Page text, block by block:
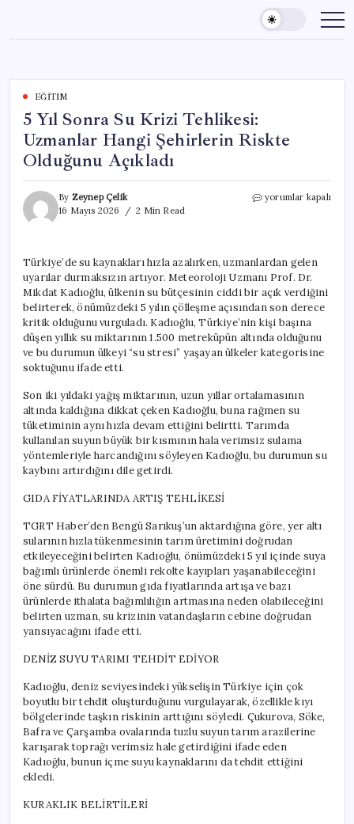
content
EĞITIM
5 Yıl Sonra Su Krizi Tehlikesi:
Uzmanlar Hangi Şehirlerin Riskte
Olduğunu Açıkladı
By Zeynep Çelik
16 Mayıs 2026
2 Min Read
5
Tehlikesi:
Uzmanlar
Hangi
Şehirlerin
Riskte
Olduğunu
Açıkladı
için
yorumlar kapalı
Türkiye’de su kaynakları hızla azalırken, uzmanlardan gelen
uyarılar durmaksızın artıyor. Meteoroloji Uzmanı Prof. Dr.
Mikdat Kadıoğlu, ülkenin su bütçesinin ciddi bir açık verdiğini
belirterek, önümüzdeki 5 yılın çölleşme açısından son derece
kritik olduğunu vurguladı. Kadıoğlu, Türkiye’nin kişi başına
düşen yıllık su miktarının 1.500 metreküpün altında olduğunu
ve bu durumun ülkeyi “su stresi” yaşayan ülkeler kategorisine
soktuğunu ifade etti.
Son iki yıldaki yağış miktarının, uzun yıllar ortalamasının
altında kaldığına dikkat çeken Kadıoğlu, buna rağmen su
tüketiminin aynı hızla devam ettiğini belirtti. Tarımda
kullanılan suyun büyük bir kısmının hala verimsiz sulama
yöntemleriyle harcandığını söyleyen Kadıoğlu, bu durumun su
kaybını artırdığını dile getirdi.
GIDA FİYATLARINDA ARTIŞ TEHLİKESİ
TGRT Haber’den Bengü Sarıkuş’un aktardığına göre, yer altı
sularının hızla tükenmesinin tarım üretimini doğrudan
etkileyeceğini belirten Kadıoğlu, önümüzdeki 5 yıl içinde suya
bağımlı ürünlerde önemli rekolte kayıpları yaşanabileceğini
öne sürdü. Bu durumun gıda fiyatlarında artışa ve bazı
ürünlerde ithalata bağımlılığın artmasına neden olabileceğini
belirten uzman, su krizinin vatandaşların cebine doğrudan
yansıyacağını ifade etti.
DENİZ SUYU TARIMI TEHDİT EDİYOR
Kadıoğlu, deniz seviyesindeki yükselişin Türkiye için çok
boyutlu bir tehdit oluşturduğunu vurgulayarak, özellikle kıyı
bölgelerinde taşkın riskinin arttığını söyledi. Çukurova, Söke,
Bafra ve Çarşamba ovalarında tuzlu suyun tarım arazilerine
karışarak toprağı verimsiz hale getirdiğini ifade eden
Kadıoğlu, bunun içme suyu kaynaklarını da tehdit ettiğini
ekledi.
KURAKLIK BELİRTİLERİ